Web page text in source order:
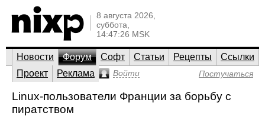
8 августа 2026,
суббота,
14:47:26 MSK
Новости Форум Софт Статьи Рецепты
Ссылки
Проект
Реклама Войти Постучаться
Linux-пользователи Франции за борьбу с
пиратством